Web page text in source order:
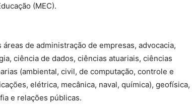
(MEC).
de administração de empresas, advocacia,
ciência de dados, ciências atuariais, ciências
(ambiental, civil, de computação, controle e
elétrica, mecânica, naval, química), geofísica,
e relações públicas.